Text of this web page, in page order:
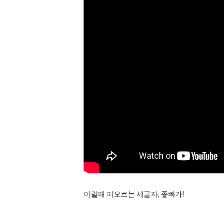
이럴때 떠오르는 세글자, 좋빠가!